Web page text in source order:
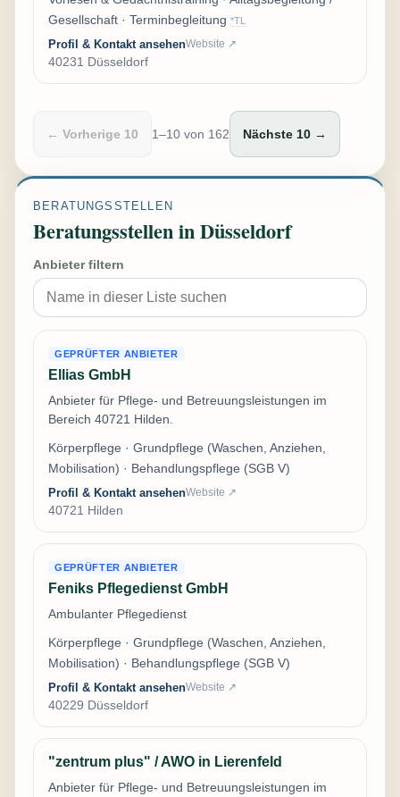
Gesellschaft · Terminbegleitung *TL
Profil & Kontakt ansehenWebsite ↗
40231 Düsseldorf
← Vorherige 10 1–10 von 162 Nächste 10 →
BERATUNGSSTELLEN
Beratungsstellen in Düsseldorf
Anbieter filtern
GEPRÜFTER ANBIETER
Ellias GmbH
Anbieter für Pflege- und Betreuungsleistungen im
Bereich 40721 Hilden.
Körperpflege · Grundpflege (Waschen, Anziehen,
Mobilisation) · Behandlungspflege (SGB V)
Profil & Kontakt ansehenWebsite ↗
40721 Hilden
GEPRÜFTER ANBIETER
Feniks Pflegedienst GmbH
Ambulanter Pflegedienst
Körperpflege · Grundpflege (Waschen, Anziehen,
Mobilisation) · Behandlungspflege (SGB V)
Profil & Kontakt ansehenWebsite ↗
40229 Düsseldorf
"zentrum plus" / AWO in Lierenfeld
Anbieter für Pflege- und Betreuungsleistungen im